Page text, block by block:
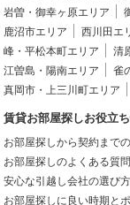
岩曽・御幸ヶ原エリア
鹿沼市エリア
西川田エ
峰・平松本町エリア
清
江曽島・陽南エリア
雀
真岡市・上三川町エリア
賃貸お部屋探しお役立
お部屋探しから契約まで
お部屋探しのよくある質問
安心な引越し会社の選び
お部屋探しに良い時期と